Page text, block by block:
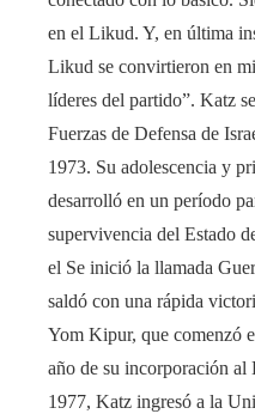
en el Likud. Y, en última
Likud se convirtieron en
líderes del partido”. Katz
Fuerzas de Defensa de
1973. Su adolescencia y
desarrolló en un período
supervivencia del Estado
el Se inició la llamada
saldó con una rápida
Yom Kipur, que comenzó
año de su incorporación
1977, Katz ingresó a la